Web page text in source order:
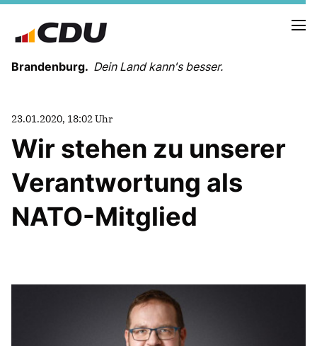
Brandenburg. Dein Land kann's besser.
LANDESVORSTAND
LANDESGESCHÄFTSSTELLE
ORGANISATION
KREISVERBÄNDE
PARTEIGESCHICHTE
PARTEIGERICHT
23.01.2020, 18:02 Uhr
Wir stehen zu unserer
Verantwortung als
NATO-Mitglied